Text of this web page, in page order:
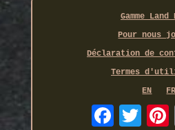
Gamme Land
Pour nous
Déclaration de
Termes
EN
FR